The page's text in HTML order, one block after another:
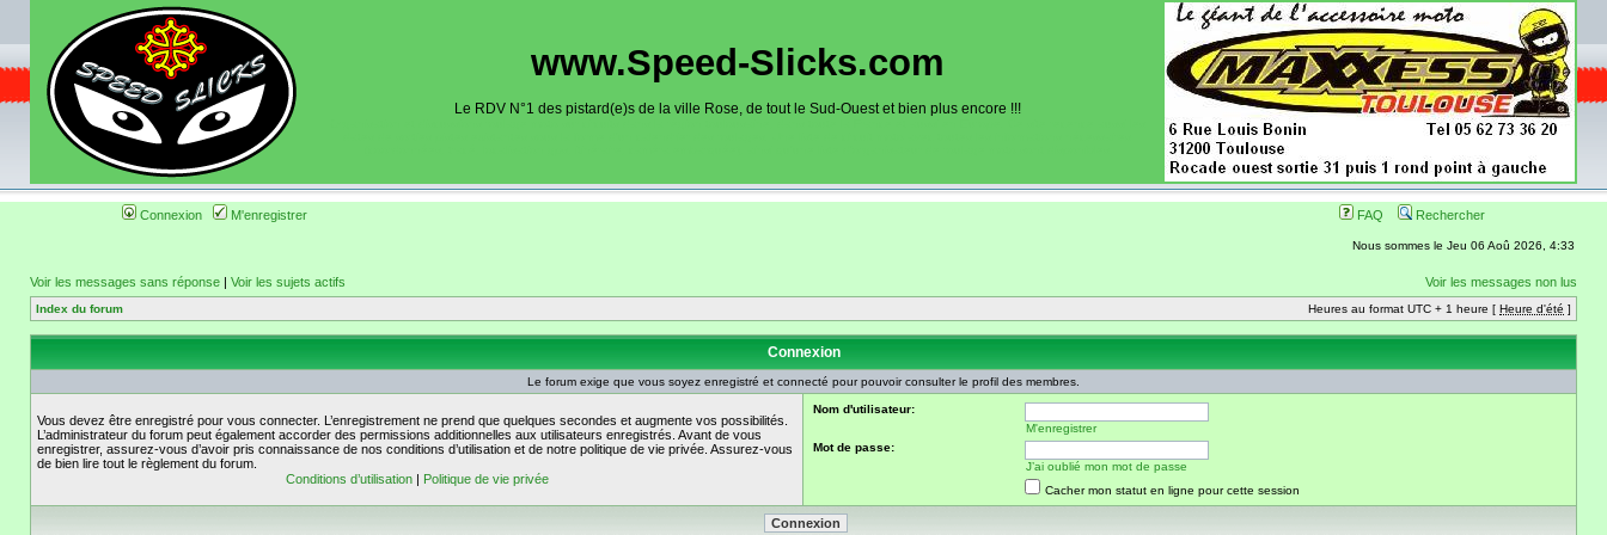
www.Speed-Slicks.com
Le RDV N°1 des pistard(e)s de la ville Rose, de tout le Sud-Ouest et bien plus encore !!!
Connexion M'enregistrer FAQ Rechercher
Nous sommes le Jeu 06 Aoû 2026, 4:33
Voir les messages sans réponse | Voir les sujets actifs Voir les messages non lus
Index du forum Heures au format UTC + 1 heure [ Heure d'été ]
Connexion
Le forum exige que vous soyez enregistré et connecté pour pouvoir consulter le profil des membres.
Vous devez être enregistré pour vous connecter. L’enregistrement ne prend que quelques secondes et augmente vos possibilités.
L’administrateur du forum peut également accorder des permissions additionnelles aux utilisateurs enregistrés. Avant de vous
enregistrer, assurez-vous d’avoir pris connaissance de nos conditions d’utilisation et de notre politique de vie privée. Assurez-vous
de bien lire tout le règlement du forum.
Conditions d’utilisation| Politique de vie privée
Nom d'utilisateur:
M'enregistrer
Mot de passe:
J’ai oublié mon mot de passe
Cacher mon statut en ligne pour cette session